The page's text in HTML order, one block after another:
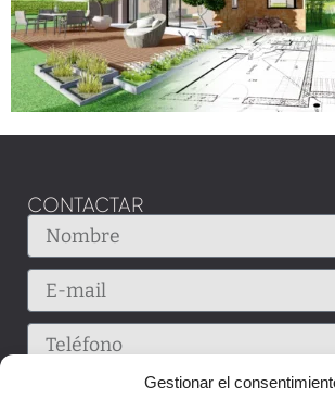
Gestionar el
CONTACTAR